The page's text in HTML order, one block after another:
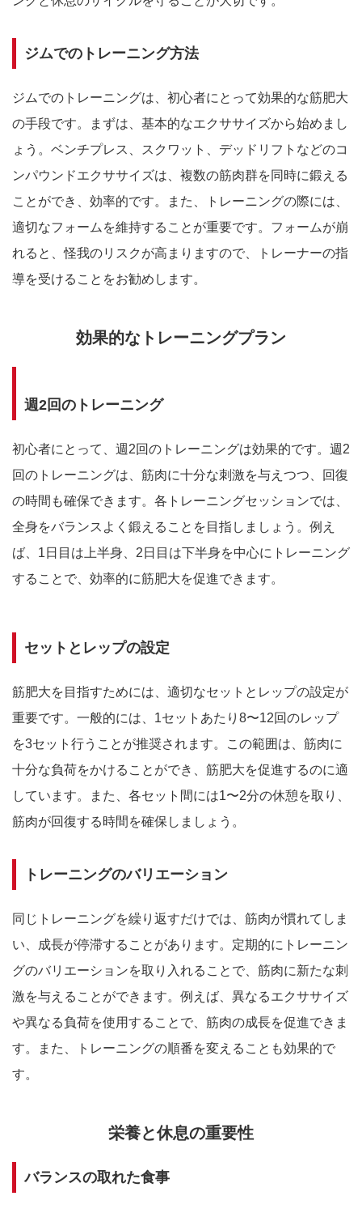
ジムでのトレーニング方法
ジムでのトレーニングは、初心者にとって効果的な筋肥大
の手段です。まずは、基本的なエクササイズから始めまし
ょう。ベンチプレス、スクワット、デッドリフトなどのコ
ンパウンドエクササイズは、複数の筋肉群を同時に鍛える
ことができ、効率的です。また、トレーニングの際には、
適切なフォームを維持することが重要です。フォームが崩
れると、怪我のリスクが高まりますので、トレーナーの指
導を受けることをお勧めします。
効果的なトレーニングプラン
週2回のトレーニング
初心者にとって、週2回のトレーニングは効果的です。週2
回のトレーニングは、筋肉に十分な刺激を与えつつ、回復
の時間も確保できます。各トレーニングセッションでは、
全身をバランスよく鍛えることを目指しましょう。例え
ば、1日目は上半身、2日目は下半身を中心にトレーニング
することで、効率的に筋肥大を促進できます。
セットとレップの設定
筋肥大を目指すためには、適切なセットとレップの設定が
重要です。一般的には、1セットあたり8〜12回のレップ
を3セット行うことが推奨されます。この範囲は、筋肉に
十分な負荷をかけることができ、筋肥大を促進するのに適
しています。また、各セット間には1〜2分の休憩を取り、
筋肉が回復する時間を確保しましょう。
トレーニングのバリエーション
同じトレーニングを繰り返すだけでは、筋肉が慣れてしま
い、成長が停滞することがあります。定期的にトレーニン
グのバリエーションを取り入れることで、筋肉に新たな刺
激を与えることができます。例えば、異なるエクササイズ
や異なる負荷を使用することで、筋肉の成長を促進できま
す。また、トレーニングの順番を変えることも効果的で
す。
栄養と休息の重要性
バランスの取れた食事